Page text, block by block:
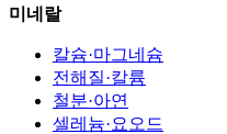
미네랄
칼슘·마그네슘
전해질·칼륨
철분·아연
셀레늄·요오드